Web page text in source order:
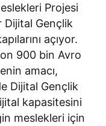
Projesi
Dijital Gençlik
açıyor.
900 bin Avro
amacı,
Dijital Gençlik
kapasitesini
meslekleri için